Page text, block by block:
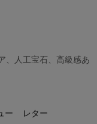
、人工宝石、高級感あ
ー レター